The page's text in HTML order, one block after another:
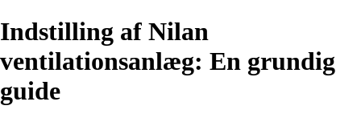
Indstilling af Nilan
ventilationsanlæg: En grundig
guide